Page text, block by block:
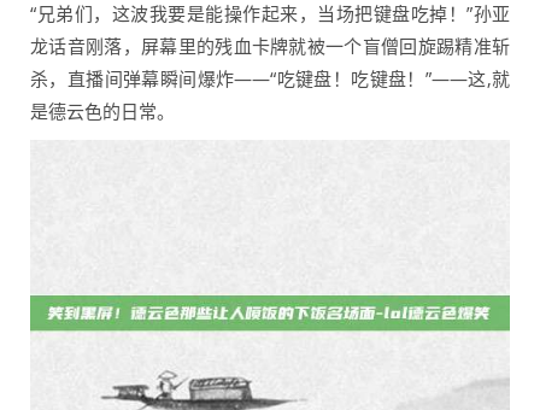
“兄弟们，这波我要是能操作起来，当场把键盘吃掉！”孙亚
龙话音刚落，屏幕里的残血卡牌就被一个盲僧回旋踢精准斩
杀，直播间弹幕瞬间爆炸——“吃键盘！吃键盘！”——这,就
是德云色的日常。